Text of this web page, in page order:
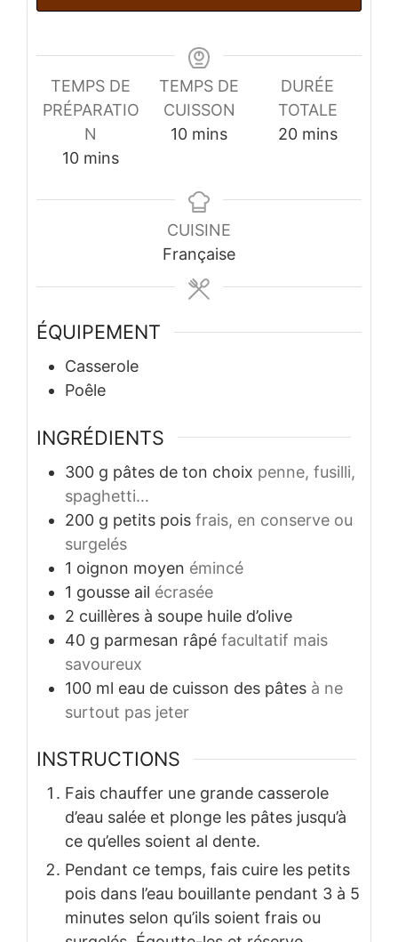
TEMPS DE
PRÉPARATIO
N
10minutes
mins
TEMPS DE
CUISSON
10minutes
mins
DURÉE
TOTALE
20minutes
mins
CUISINE
Française
ÉQUIPEMENT
Casserole
Poêle
INGRÉDIENTS
300 g pâtes de ton choix penne, fusilli,
spaghetti…
200 g petits pois frais, en conserve ou
surgelés
1 oignon moyen émincé
1 gousse ail écrasée
2 cuillères à soupe huile d’olive
40 g parmesan râpé facultatif mais
savoureux
100 ml eau de cuisson des pâtes à ne
surtout pas jeter
INSTRUCTIONS
Fais chauffer une grande casserole
d’eau salée et plonge les pâtes jusqu’à
ce qu’elles soient al dente.
Pendant ce temps, fais cuire les petits
pois dans l’eau bouillante pendant 3 à 5
minutes selon qu’ils soient frais ou